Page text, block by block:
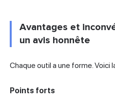
Avantages et
un avis honnête
Chaque outil a une forme. Voici
Points forts